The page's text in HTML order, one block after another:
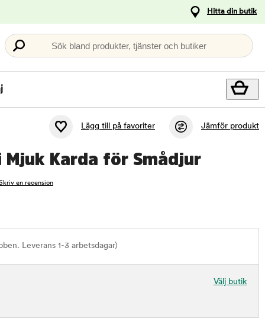
Hitta din butik
Sök bland produkter, tjänster och butiker
Lägg till på favoriter Jämför produkt
Mjuk Karda för Smådjur
en recension
Leverans 1-3 arbetsdagar)
Välj butik